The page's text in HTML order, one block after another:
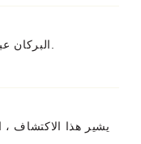
يشير هذا الاكتشاف ،